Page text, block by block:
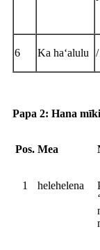
6 Ka haʻalulu /
Papa 2: Hana
Pos. Mea
1 helehelena